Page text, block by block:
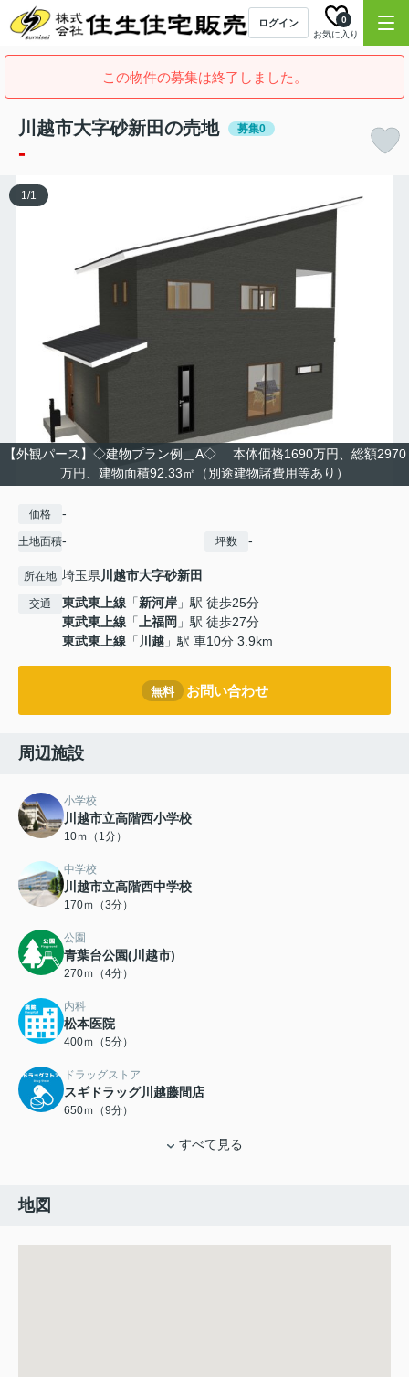
ログイン
お気に入り
0
この物件の募集は終了しました。
川越市大字砂新田の売地 募集0
-
【外観パース】◇建物プラン例＿A◇ 本体価格1690万円、総額2970
万円、建物面積92.33㎡（別途建物諸費用等あり）
1/1
価格 -
土地面積- 坪数 -
所在地 埼玉県川越市大字砂新田
交通 東武東上線 「新河岸 」駅 徒歩25分
東武東上線 「上福岡 」駅 徒歩27分
東武東上線 「 川越 」駅 車10分 3.9km
無料 お問い合わせ
周辺施設
小学校
川越市立高階西小学校
10ｍ（1分）
中学校
川越市立高階西中学校
170ｍ（3分）
公園
青葉台公園(川越市)
270ｍ（4分）
内科
松本医院
400ｍ（5分）
ドラッグストア
スギドラッグ川越藤間店
650ｍ（9分）
すべて見る
地図